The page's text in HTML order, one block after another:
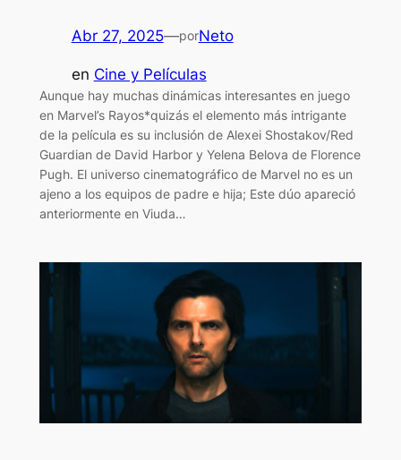
Abr 27, 2025—porNeto
en Cine y Películas
Aunque hay muchas dinámicas interesantes en juego
en Marvel’s Rayos*quizás el elemento más intrigante
de la película es su inclusión de Alexei Shostakov/Red
Guardian de David Harbor y Yelena Belova de Florence
Pugh. El universo cinematográfico de Marvel no es un
ajeno a los equipos de padre e hija; Este dúo apareció
anteriormente en Viuda…